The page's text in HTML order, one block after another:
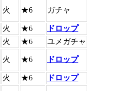
火 ★6 ガチャ
火 ★6
ドロップ
火 ★6
ユメガチャ
火 ★6 ドロップ
火 ★6
ドロップ